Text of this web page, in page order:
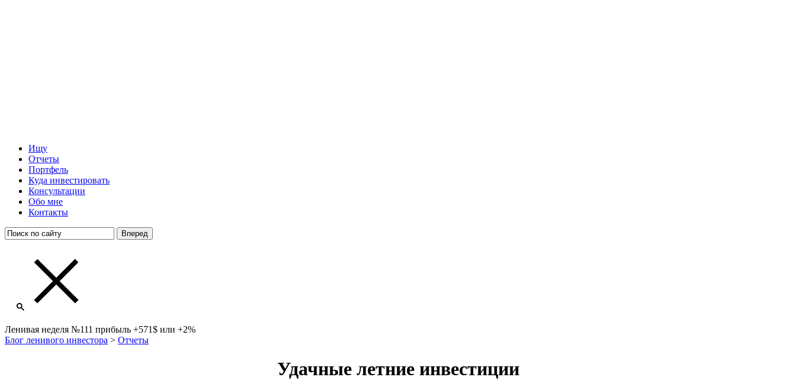
Ищу
Отчеты
Портфель
Куда инвестировать
Консультации
Обо мне
Контакты
Ленивая неделя №111 прибыль +571$ или +2%
Блог ленивого инвестора > Отчеты
Удачные летние инвестиции